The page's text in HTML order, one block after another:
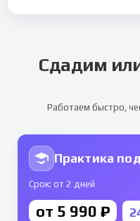
Сдадим
Работаем быстро,
Практика
Срок: от 2 дней
от 5 990 ₽